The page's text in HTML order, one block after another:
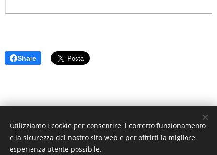
Share
via dei Molini n. 3 sc. B, 33170 Pordenone —Tel.
335.6003583 — Fax 0434-228532—
info@studiolegalefagotto.it
FGTLRA88T41G914E — P.I. 04354000277
Utilizziamo i cookie per consentire il corretto funzionamento
e la sicurezza del nostro sito web e per offrirti la migliore
esperienza utente possibile.